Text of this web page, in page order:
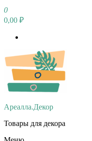
0
0,00 ₽
Ареалла.Декор
Товары для декора